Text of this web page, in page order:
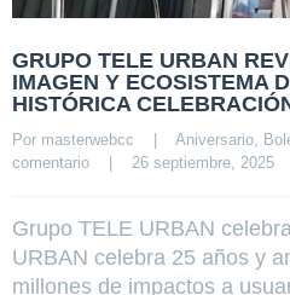
GRUPO TELE URBAN
IMAGEN Y ECOSISTEMA
HISTÓRICA
Por masterwebcc | Aniversario
comentario
| 26 septiembre, 2025
Grupo TELE URBAN
URBAN celebra 25 años y
millones de impactos a